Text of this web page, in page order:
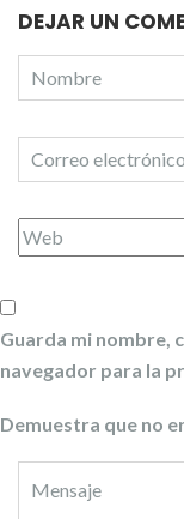
DEJAR UN
Guarda mi nombre,
navegador para la
Demuestra que no